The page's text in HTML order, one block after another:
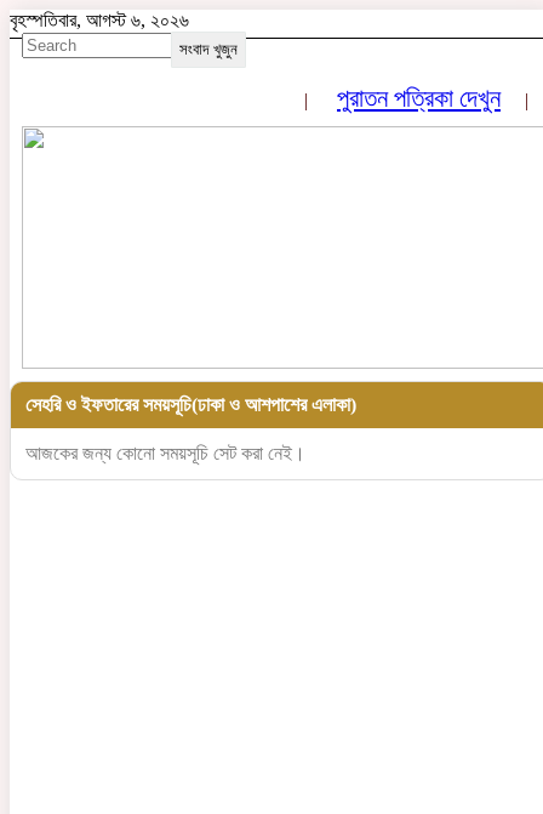
বৃহস্পতিবার, আগস্ট ৬, ২০২৬
সংবাদ খুজুন
পুরাতন পত্রিকা দেখুন
সেহরি ও ইফতারের সময়সূচি(ঢাকা ও আশপাশের এলাকা)
আজকের জন্য কোনো সময়সূচি সেট করা নেই।